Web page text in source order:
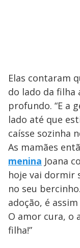
Elas contaram
do lado da filha
profundo. “E a
lado até que
caísse sozinha
As mamães
menina Joana
hoje vai dormir
no seu
adoção, é
O amor cura, o
filha!”